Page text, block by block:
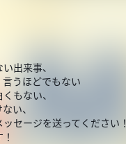
出来事、
うほどでもない
もない、
い、
セージを送ってください！